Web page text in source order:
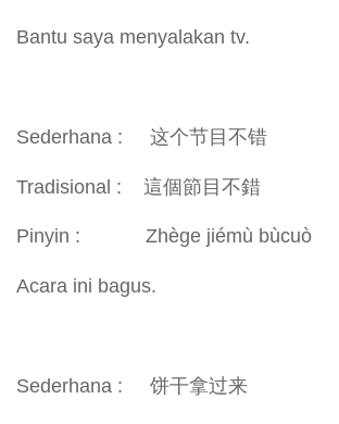
Bantu saya menyalakan tv.
Sederhana : 这个节目不错
Tradisional : 這個節目不錯
Pinyin : Zhège jiémù bùcuò
Acara ini bagus.
Sederhana : 饼干拿过来